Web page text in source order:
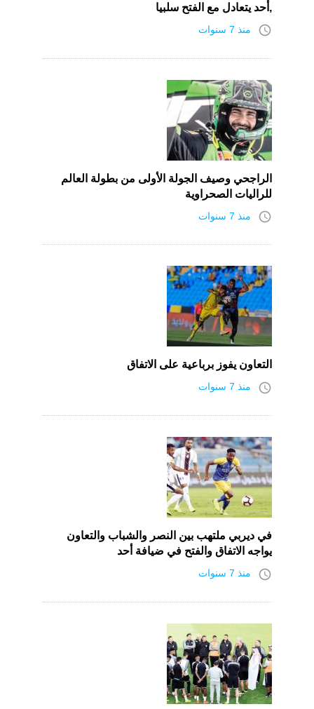
,أحد يتعادل مع الفتح سلبيا
access_time منذ 7 سنوات
الراجحي وصيف الجولة الأولى من بطولة العالم
للراليات الصحراوية
access_time منذ 7 سنوات
التعاون يفوز برباعية على الاتفاق
access_time منذ 7 سنوات
في ديربي ملتهب بين النصر والشباب والتعاون
يواجه الاتفاق والفتح في ضيافة أحد
access_time منذ 7 سنوات